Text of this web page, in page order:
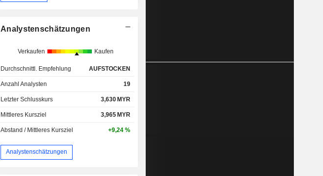
Analystenschätzungen
Verkaufen Kaufen
Durchschnittl. Empfehlung AUFSTOCKEN
Anzahl Analysten 19
Letzter Schlusskurs 3,630MYR
Mittleres Kursziel 3,965MYR
Abstand / Mittleres Kursziel +9,24 %
Analystenschätzungen